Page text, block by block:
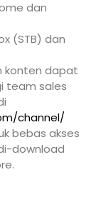
dan
(STB) dan
konten dapat
team sales
channel/
bebas akses
download